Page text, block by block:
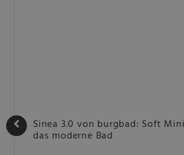
Sinea 3.0 von burgbad: Soft
das moderne Bad